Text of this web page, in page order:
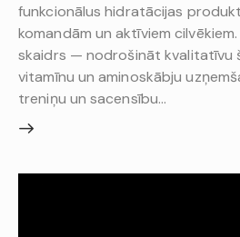
funkcionālus hidratācijas
komandām un aktīviem
skaidrs — nodrošināt kvalitatīvu
vitamīnu un aminoskābju
treniņu un sacensību…